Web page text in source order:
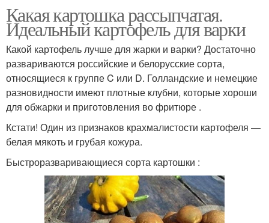
Какая картошка рассыпчатая.
Идеальный картофель для варки
Какой картофель лучше для жарки и варки? Достаточно
развариваются российские и белорусские сорта,
относящиеся к группе C или D. Голландские и немецкие
разновидности имеют плотные клубни, которые хороши
для обжарки и приготовления во фритюре .
Кстати! Один из признаков крахмалистости картофеля —
белая мякоть и грубая кожура.
Быстроразваривающиеся сорта картошки :